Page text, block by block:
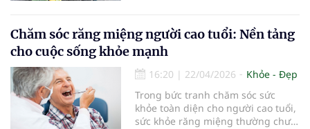
thói quen ăn uống ở tuổi trung
niên hoặc lớn hơn...
Chăm sóc răng miệng người cao tuổi: Nền tảng
cho cuộc sống khỏe mạnh
16:20 | 22/04/2026
Khỏe - Đẹp
Trong bức tranh chăm sóc sức
khỏe toàn diện cho người cao tuổi,
sức khỏe răng miệng thường chưa